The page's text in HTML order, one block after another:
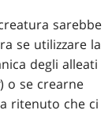
sarebbe
se utilizzare la
degli alleati
) o se crearne
ritenuto che ci